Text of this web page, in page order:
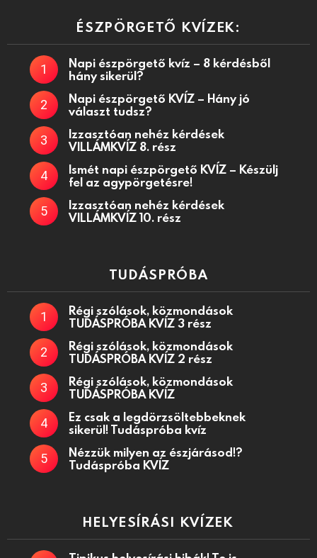
ÉSZPÖRGETŐ KVÍZEK:
Napi észpörgető kvíz – 8 kérdésből
hány sikerül?
Napi észpörgető KVÍZ – Hány jó
választ tudsz?
Izzasztóan nehéz kérdések
VILLÁMKVÍZ 8. rész
Ismét napi észpörgető KVÍZ – Készülj
fel az agypörgetésre!
Izzasztóan nehéz kérdések
VILLÁMKVÍZ 10. rész
TUDÁSPRÓBA
Régi szólások, közmondások
TUDÁSPRÓBA KVÍZ 3 rész
Régi szólások, közmondások
TUDÁSPRÓBA KVÍZ 2 rész
Régi szólások, közmondások
TUDÁSPRÓBA KVÍZ
Ez csak a legdörzsöltebbeknek
sikerül! Tudáspróba kvíz
Nézzük milyen az észjárásod!?
Tudáspróba KVÍZ
HELYESÍRÁSI KVÍZEK